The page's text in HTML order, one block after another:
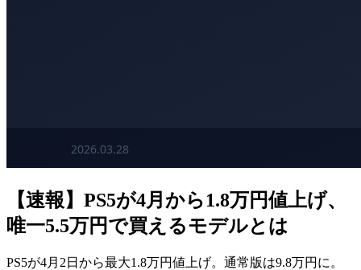
【速報】PS5が4月から1.8万円値上げ、
唯一5.5万円で買えるモデルとは
PS5が4月2日から最大1.8万円値上げ。通常版は9.8万円に。